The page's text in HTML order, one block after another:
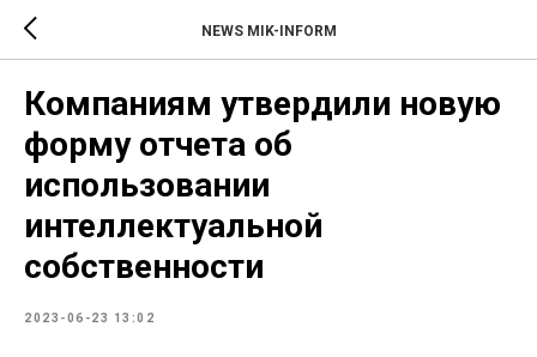
NEWS MIK-INFORM
Компаниям утвердили новую
форму отчета об
использовании
интеллектуальной
собственности
2023-06-23 13:02